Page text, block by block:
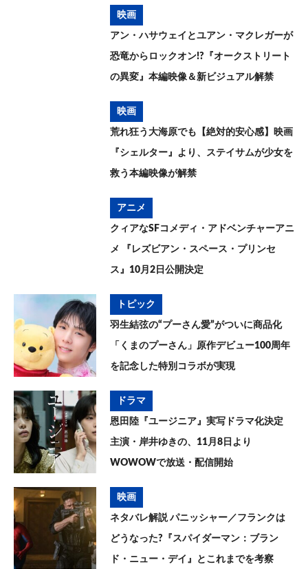
映画
アン・ハサウェイとユアン・マクレガーが
恐竜からロックオン!?『オークストリート
の異変』本編映像＆新ビジュアル解禁
映画
荒れ狂う大海原でも【絶対的安心感】映画
『シェルター』より、ステイサムが少女を
救う本編映像が解禁
アニメ
クィアなSFコメディ・アドベンチャーアニ
メ 『レズビアン・スペース・プリンセ
ス』10月2日公開決定
トピック
羽生結弦の“プーさん愛”がついに商品化
「くまのプーさん」原作デビュー100周年
を記念した特別コラボが実現
ドラマ
恩田陸『ユージニア』実写ドラマ化決定
主演・岸井ゆきの、11月8日より
WOWOWで放送・配信開始
映画
ネタバレ解説 パニッシャー／フランクは
どうなった?『スパイダーマン：ブラン
ド・ニュー・デイ』とこれまでを考察